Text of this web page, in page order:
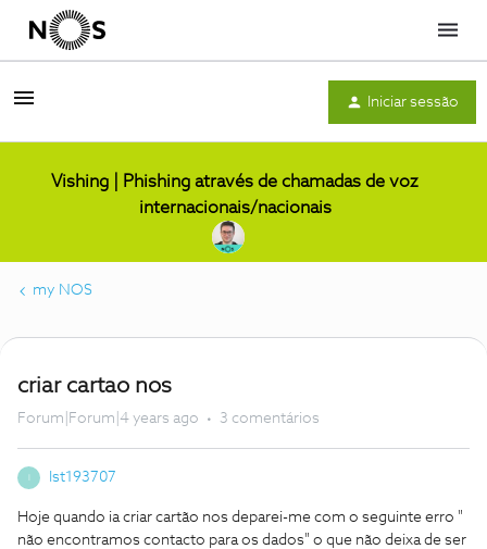
Menu
Iniciar sessão
Vishing | Phishing através de chamadas de voz
internacionais/nacionais
my NOS
criar cartao nos
Forum|Forum|4 years ago 3 comentários
Ist193707
Hoje quando ia criar cartão nos deparei-me com o seguinte erro "
não encontramos contacto para os dados" o que não deixa de ser